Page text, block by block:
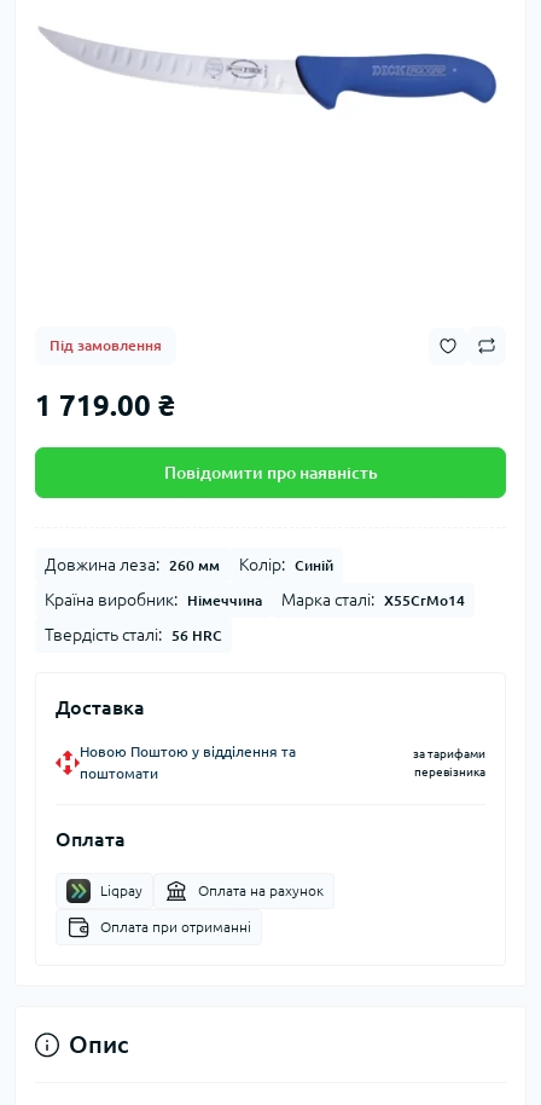
Під замовлення
1 719.00 ₴
Повідомити про наявність
Довжина леза: 260 мм Колір: Синій
Країна виробник: Німеччина Марка сталі: X55CrMo14
Твердість сталі: 56 HRC
Доставка
Новою Поштою у відділення та
поштомати
за тарифами
перевізника
Оплата
Liqpay Оплата на рахунок
Оплата при отриманні
Опис